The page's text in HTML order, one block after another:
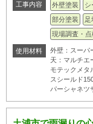
工事内容 外壁塗装
シ
部分塗装
現場調査・点
使用材料
外壁：スー
天：マルチ
モテックメタ
スシールド
パーシャネツ